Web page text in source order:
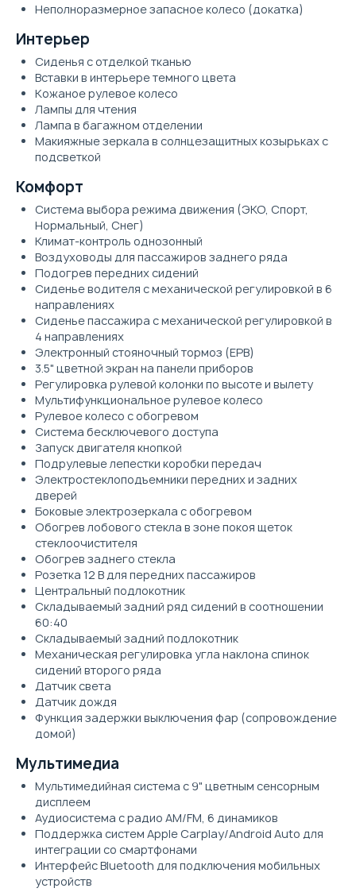
Неполноразмерное запасное колесо (докатка)
Интерьер
Сиденья с отделкой тканью
Вставки в интерьере темного цвета
Кожаное рулевое колесо
Лампы для чтения
Лампа в багажном отделении
Макияжные зеркала в солнцезащитных козырьках с
подсветкой
Комфорт
Система выбора режима движения (ЭКО, Спорт,
Нормальный, Снег)
Климат-контроль однозонный
Воздуховоды для пассажиров заднего ряда
Подогрев передних сидений
Сиденье водителя с механической регулировкой в 6
направлениях
Сиденье пассажира с механической регулировкой в
4 направлениях
Электронный стояночный тормоз (EPB)
3.5" цветной экран на панели приборов
Регулировка рулевой колонки по высоте и вылету
Мультифункциональное рулевое колесо
Рулевое колесо с обогревом
Система бесключевого доступа
Запуск двигателя кнопкой
Подрулевые лепестки коробки передач
Электростеклоподъемники передних и задних
дверей
Боковые электрозеркала с обогревом
Обогрев лобового стекла в зоне покоя щеток
стеклоочистителя
Обогрев заднего стекла
Розетка 12 В для передних пассажиров
Центральный подлокотник
Складываемый задний ряд сидений в соотношении
60:40
Складываемый задний подлокотник
Механическая регулировка угла наклона спинок
сидений второго ряда
Датчик света
Датчик дождя
Функция задержки выключения фар (сопровождение
домой)
Мультимедиа
Мультимедийная система с 9" цветным сенсорным
дисплеем
Аудиосистема с радио AM/FM, 6 динамиков
Поддержка систем Apple Carplay/Android Auto для
интеграции со смартфонами
Интерфейс Bluetooth для подключения мобильных
устройств